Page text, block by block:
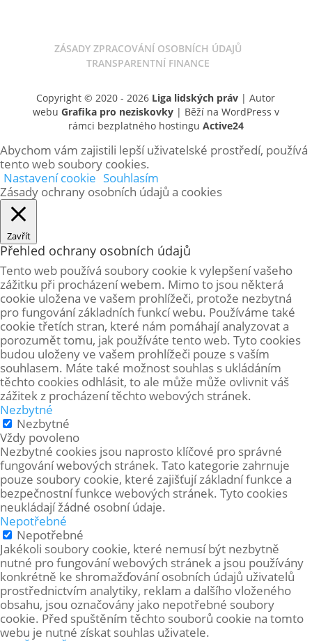
ZÁSADY ZPRACOVÁNÍ OSOBNÍCH ÚDAJŮ
TRANSPARENTNÍ FINANCE
Copyright © 2020 - 2026 Liga lidských práv | Autor
webu Grafika pro neziskovky| Běží na WordPress v
rámci bezplatného hostingu Active24
Abychom vám zajistili lepší uživatelské prostředí, používá
tento web soubory cookies.
Nastavení cookie Souhlasím
Zásady ochrany osobních údajů a cookies
Zavřít
Přehled ochrany osobních údajů
Tento web používá soubory cookie k vylepšení vašeho
zážitku při procházení webem. Mimo to jsou některá
cookie uložena ve vašem prohlížeči, protože nezbytná
pro fungování základních funkcí webu. Používáme také
cookie třetích stran, které nám pomáhají analyzovat a
porozumět tomu, jak používáte tento web. Tyto cookies
budou uloženy ve vašem prohlížeči pouze s vaším
souhlasem. Máte také možnost souhlas s ukládáním
těchto cookies odhlásit, to ale může může ovlivnit váš
zážitek z procházení těchto webových stránek.
Nezbytné
Nezbytné
Vždy povoleno
Nezbytné cookies jsou naprosto klíčové pro správné
fungování webových stránek. Tato kategorie zahrnuje
pouze soubory cookie, které zajišťují základní funkce a
bezpečnostní funkce webových stránek. Tyto cookies
neukládají žádné osobní údaje.
Nepotřebné
Nepotřebné
Jakékoli soubory cookie, které nemusí být nezbytně
nutné pro fungování webových stránek a jsou používány
konkrétně ke shromažďování osobních údajů uživatelů
prostřednictvím analytiky, reklam a dalšího vloženého
obsahu, jsou označovány jako nepotřebné soubory
cookie. Před spuštěním těchto souborů cookie na tomto
webu je nutné získat souhlas uživatele.